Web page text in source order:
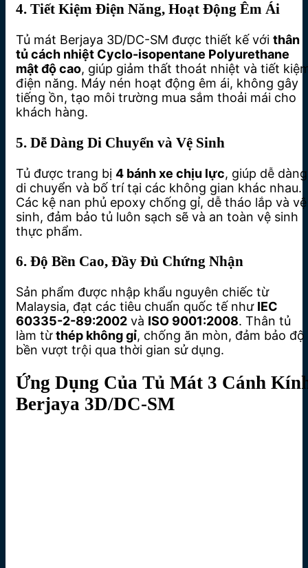
4. Tiết Kiệm Điện Năng, Hoạt Động Êm Ái
Tủ mát Berjaya 3D/DC-SM được thiết kế với thân
tủ cách nhiệt Cyclo-isopentane Polyurethane
mật độ cao, giúp giảm thất thoát nhiệt và tiết
điện năng. Máy nén hoạt động êm ái, không gây
tiếng ồn, tạo môi trường mua sắm thoải mái cho
khách hàng.
5. Dễ Dàng Di Chuyển và Vệ Sinh
Tủ được trang bị 4 bánh xe chịu lực, giúp dễ dàng
di chuyển và bố trí tại các không gian khác nhau.
Các kệ nan phủ epoxy chống gỉ, dễ tháo lắp và vệ
sinh, đảm bảo tủ luôn sạch sẽ và an toàn vệ sinh
thực phẩm.
6. Độ Bền Cao, Đầy Đủ Chứng Nhận
Sản phẩm được nhập khẩu nguyên chiếc từ
Malaysia, đạt các tiêu chuẩn quốc tế như IEC
60335-2-89:2002 và ISO 9001:2008. Thân tủ
làm từthép không gỉ, chống ăn mòn, đảm bảo độ
bền vượt trội qua thời gian sử dụng.
Ứng Dụng Của Tủ Mát 3 Cánh
Berjaya 3D/DC-SM